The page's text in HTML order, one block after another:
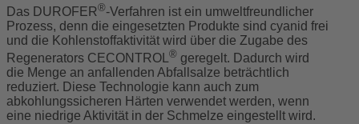
Das DUROFER®-Verfahren ist ein umweltfreundlicher
Prozess, denn die eingesetzten Produkte sind cyanid frei
und die Kohlenstoffaktivität wird über die Zugabe des
Regenerators CECONTROL ® geregelt. Dadurch wird
die Menge an anfallenden Abfallsalze beträchtlich
reduziert. Diese Technologie kann auch zum
abkohlungssicheren Härten verwendet werden, wenn
eine niedrige Aktivität in der Schmelze eingestellt wird.